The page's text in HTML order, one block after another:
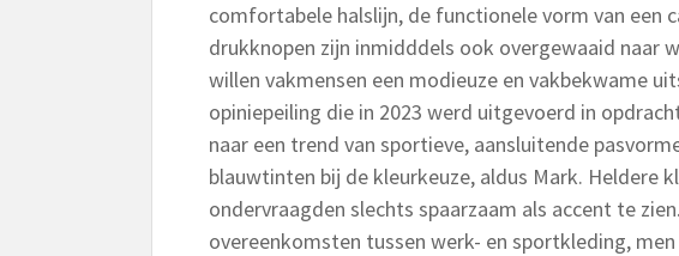
comfortabele halslijn, de functionele vorm van een
drukknopen zijn inmidddels ook overgewaaid naar
willen vakmensen een modieuze en vakbekwame
opiniepeiling die in 2023 werd uitgevoerd in
naar een trend van sportieve, aansluitende
blauwtinten bij de kleurkeuze, aldus Mark. Heldere
ondervraagden slechts spaarzaam als accent te
overeenkomsten tussen werk- en sportkleding,